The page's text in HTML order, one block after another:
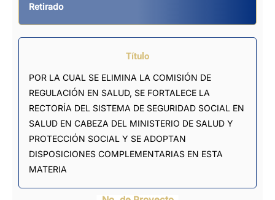
Retirado
Título
POR LA CUAL SE ELIMINA LA COMISIÓN DE
REGULACIÓN EN SALUD, SE FORTALECE LA
RECTORÍA DEL SISTEMA DE SEGURIDAD SOCIAL EN
SALUD EN CABEZA DEL MINISTERIO DE SALUD Y
PROTECCIÓN SOCIAL Y SE ADOPTAN
DISPOSICIONES COMPLEMENTARIAS EN ESTA
MATERIA